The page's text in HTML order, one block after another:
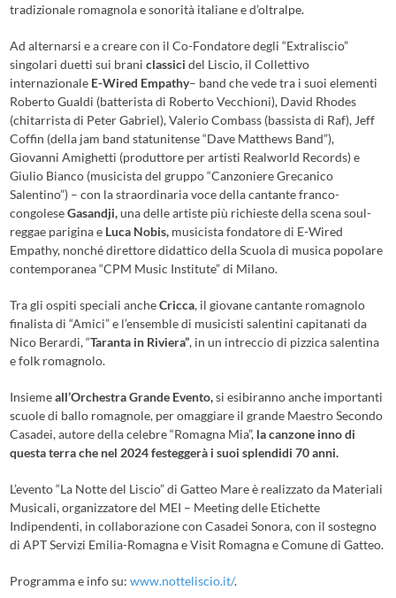
tradizionale romagnola e sonorità italiane e d’oltralpe.
Ad alternarsi e a creare con il Co-Fondatore degli “Extraliscio”
singolari duetti sui braniclassici del Liscio, il Collettivo
internazionale E-Wired Empathy– band che vede tra i suoi elementi
Roberto Gualdi (batterista di Roberto Vecchioni), David Rhodes
(chitarrista di Peter Gabriel), Valerio Combass (bassista di Raf), Jeff
Coffin (della jam band statunitense “Dave Matthews Band”),
Giovanni Amighetti (produttore per artisti Realworld Records) e
Giulio Bianco (musicista del gruppo “Canzoniere Grecanico
Salentino”) – con la straordinaria voce della cantante franco-
congoleseGasandji,una delle artiste più richieste della scena soul-
reggae parigina e Luca Nobis, musicista fondatore di E-Wired
Empathy, nonché direttore didattico della Scuola di musica popolare
contemporanea “CPM Music Institute” di Milano.
Tra gli ospiti speciali ancheCricca, il giovane cantante romagnolo
finalista di “Amici” e l’ensemble di musicisti salentini capitanati da
Nico Berardi, “Taranta in Riviera”, in un intreccio di pizzica salentina
e folk romagnolo.
Insiemeall’Orchestra Grande Evento,si esibiranno anche importanti
scuole di ballo romagnole, per omaggiare il grande Maestro Secondo
Casadei, autore della celebre “Romagna Mia”, la canzone inno di
questa terra che nel 2024 festeggerà i suoi splendidi 70 anni.
L’evento “La Notte del Liscio” di Gatteo Mare è realizzato da Materiali
Musicali, organizzatore del MEI – Meeting delle Etichette
Indipendenti, in collaborazione con Casadei Sonora, con il sostegno
di APT Servizi Emilia-Romagna e Visit Romagna e Comune di Gatteo.
Programma e info su:www.notteliscio.it/.